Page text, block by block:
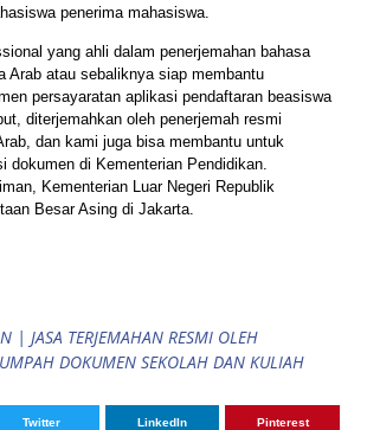
penerima mahasiswa.
yang ahli dalam penerjemahan bahasa
Arab atau sebaliknya siap membantu
persayaratan aplikasi pendaftaran beasiswa
diterjemahkan oleh penerjemah resmi
dan kami juga bisa membantu untuk
dokumen di Kementerian Pendidikan.
Kementerian Luar Negeri Republik
Besar Asing di Jakarta.
| JASA TERJEMAHAN RESMI OLEH
DOKUMEN SEKOLAH DAN KULIAH
Twitter LinkedIn Pinterest